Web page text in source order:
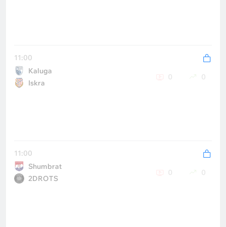
11:00
Kaluga
Iskra
0 0
11:00
Shumbrat
2DROTS
0 0